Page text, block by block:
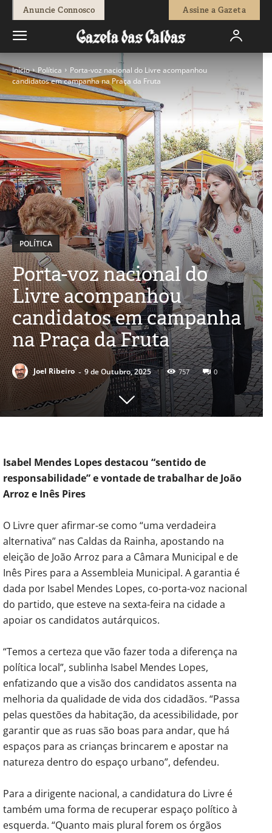
Anuncie Connosco Assine a Gazeta
Início Política
Porta-voz nacional do Livre acompanhou
candidatos em campanha na Praça da Fruta
POLÍTICA
Porta-voz nacional do
Livre acompanhou
candidatos em campanha
na Praça da Fruta
Joel Ribeiro - 9 de Outubro, 2025 757 0
Isabel Mendes Lopes destacou “sentido de
responsabilidade” e vontade de trabalhar de João
Arroz e Inês Pires
O Livre quer afirmar-se como “uma verdadeira
alternativa” nas Caldas da Rainha, apostando na
eleição de João Arroz para a Câmara Municipal e de
Inês Pires para a Assembleia Municipal. A garantia é
dada por Isabel Mendes Lopes, co-porta-voz nacional
do partido, que esteve na sexta-feira na cidade a
apoiar os candidatos autárquicos.
“Temos a certeza que vão fazer toda a diferença na
política local”, sublinha Isabel Mendes Lopes,
enfatizando que a visão dos candidatos assenta na
melhoria da qualidade de vida dos cidadãos. “Passa
pelas questões da habitação, da acessibilidade, por
garantir que as ruas são boas para andar, que há
espaços para as crianças brincarem e apostar na
natureza dentro do espaço urbano”, defendeu.
Para a dirigente nacional, a candidatura do Livre é
também uma forma de recuperar espaço político à
esquerda. “Quanto mais plural forem os órgãos